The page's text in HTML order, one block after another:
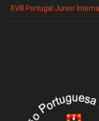
XVIII Portugal Junior